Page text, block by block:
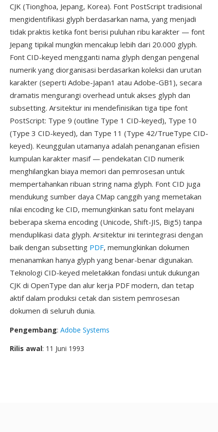
CJK (Tionghoa, Jepang, Korea). Font PostScript tradisional
mengidentifikasi glyph berdasarkan nama, yang menjadi
tidak praktis ketika font berisi puluhan ribu karakter — font
Jepang tipikal mungkin mencakup lebih dari 20.000 glyph.
Font CID-keyed mengganti nama glyph dengan pengenal
numerik yang diorganisasi berdasarkan koleksi dan urutan
karakter (seperti Adobe-Japan1 atau Adobe-GB1), secara
dramatis mengurangi overhead untuk akses glyph dan
subsetting. Arsitektur ini mendefinisikan tiga tipe font
PostScript: Type 9 (outline Type 1 CID-keyed), Type 10
(Type 3 CID-keyed), dan Type 11 (Type 42/TrueType CID-
keyed). Keunggulan utamanya adalah penanganan efisien
kumpulan karakter masif — pendekatan CID numerik
menghilangkan biaya memori dan pemrosesan untuk
mempertahankan ribuan string nama glyph. Font CID juga
mendukung sumber daya CMap canggih yang memetakan
nilai encoding ke CID, memungkinkan satu font melayani
beberapa skema encoding (Unicode, Shift-JIS, Big5) tanpa
menduplikasi data glyph. Arsitektur ini terintegrasi dengan
baik dengan subsetting PDF, memungkinkan dokumen
menanamkan hanya glyph yang benar-benar digunakan.
Teknologi CID-keyed meletakkan fondasi untuk dukungan
CJK di OpenType dan alur kerja PDF modern, dan tetap
aktif dalam produksi cetak dan sistem pemrosesan
dokumen di seluruh dunia.
Pengembang: Adobe Systems
Rilis awal: 11 Juni 1993